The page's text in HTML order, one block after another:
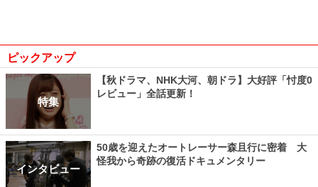
ピックアップ
特集
【秋ドラマ、NHK大河、朝ドラ】大好評「忖度0
レビュー」全話更新！
インタビュー
50歳を迎えたオートレーサー森且行に密着 大
怪我から奇跡の復活ドキュメンタリー